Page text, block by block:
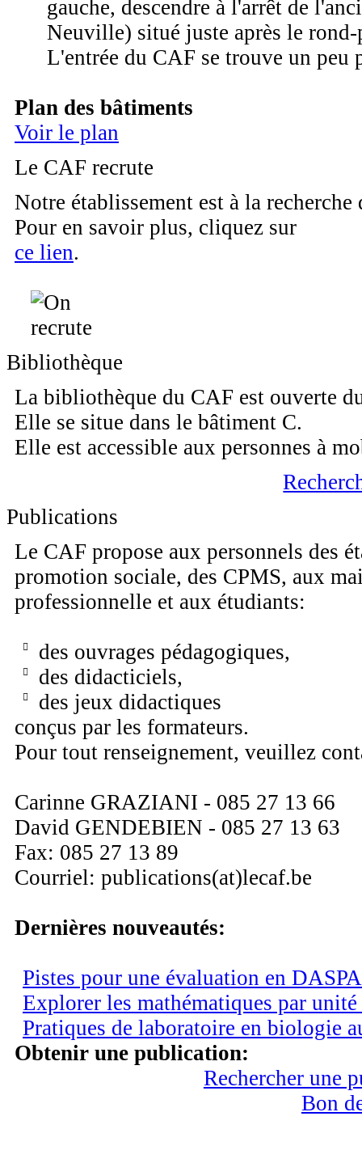
gauche, descendre à l'arrêt de
Neuville) situé juste après le
L'entrée du CAF se trouve un
Plan des bâtiments
Voir le plan
Le CAF recrute
Notre établissement est à la
Pour en savoir plus, cliquez sur
ce lien.
Bibliothèque
La bibliothèque du CAF est ouverte
Elle se situe dans le bâtiment C.
Elle est accessible aux personnes à
Publications
Le CAF propose aux personnels des
promotion sociale, des CPMS, aux
professionnelle et aux étudiants:
des ouvrages pédagogiques,
des didacticiels,
des jeux didactiques
conçus par les formateurs.
Pour tout renseignement, veuillez
Carinne GRAZIANI - 085 27 13 66
David GENDEBIEN - 085 27 13 63
Fax: 085 27 13 89
Courriel: publications(at)lecaf.be
Dernières nouveautés:
Pistes pour une évaluation en DASPA
Explorer les mathématiques par
Pratiques de laboratoire en biologie
Obtenir une publication:
Rechercher une
Bon